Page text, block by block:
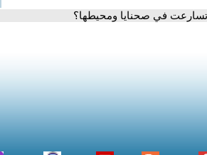
في صحنايا ومحيطها؟